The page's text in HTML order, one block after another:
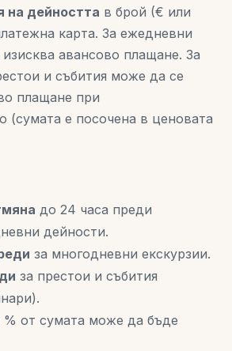
на дейността в брой (€ или
карта. За ежедневни
авансово плащане. За
и събития може да се
плащане при
(сумата е посочена в ценовата
до 24 часа преди
дейности.
за многодневни екскурзии.
за престои и събития
% от сумата може да бъде